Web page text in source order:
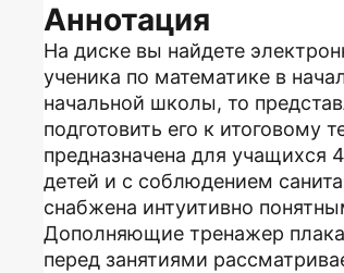
Аннотация
На диске вы найдете
ученика по математике в
начальной школы, то
подготовить его к итоговому
предназначена для учащихся
детей и с соблюдением
снабжена интуитивно
Дополняющие тренажер
перед занятиями